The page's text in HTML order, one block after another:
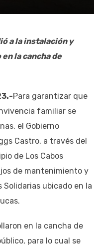
a la instalación y
la cancha de
Para garantizar que
familiar se
el Gobierno
Castro, a través del
de Los Cabos
de mantenimiento y
ubicado en la
en la cancha de
para lo cual se